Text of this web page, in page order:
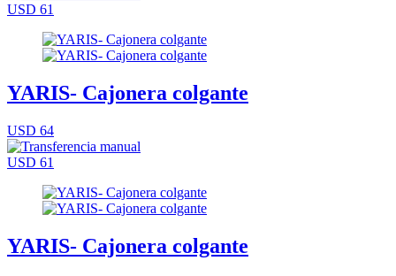
USD 61
YARIS- Cajonera colgante
USD 64
USD 61
YARIS- Cajonera colgante